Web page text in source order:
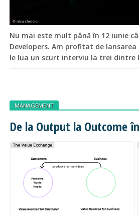
Nu mai este mult până în 12 iunie
Developers. Am profitat de
le lua un scurt interviu la trei dintre
MANAGEMENT
De la Output la Outcome